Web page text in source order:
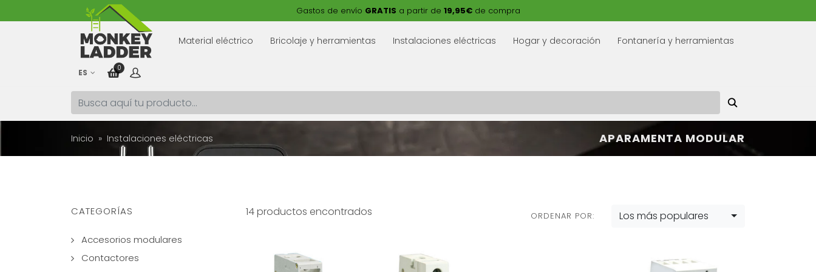
Gastos de envío GRATIS a partir de 19,95€de compra
ES 0
Material eléctrico Bricolaje y herramientas Instalaciones eléctricas Hogar y decoración Fontanería y herramientas
APARAMENTA MODULAR
Inicio Instalaciones eléctricas
CATEGORÍAS
Accesorios modulares
Contactores
14 productos encontrados ORDENAR POR: Los más populares